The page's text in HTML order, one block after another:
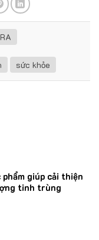
sức khỏe
phẩm giúp cải thiện
tinh trùng